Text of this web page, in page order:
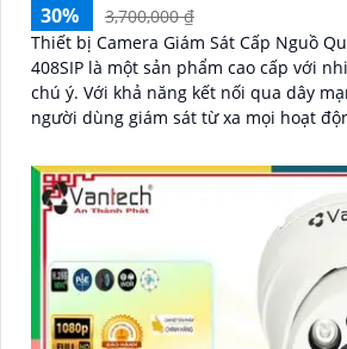
30%
3,700,000 ₫
Thiết bị Camera Giám Sát Cấp Nguồ
408SIP là một sản phẩm cao cấp với
chú ý. Với khả năng kết nối qua dây mạng, nó cho phép
người dùng giám sát từ xa mọi hoạt